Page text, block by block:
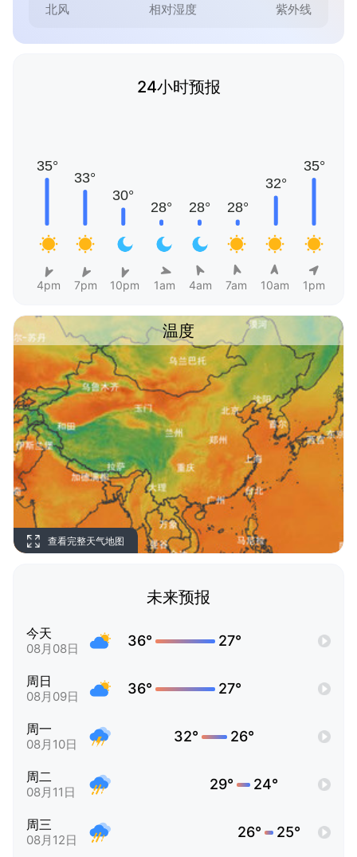
北风 相对湿度 紫外线
24小时预报
4pm 7pm 10pm 1am 4am 7am 10am 1pm
温度
查看完整天气地图
未来预报
今天
08月08日 36° 27°
周日
08月09日 36° 27°
周一
08月10日 32° 26°
周二
08月11日 29° 24°
周三
08月12日 26° 25°